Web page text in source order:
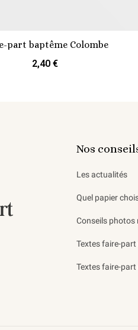
part baptême Colombe
2,40 €
Nos
Les actualités
Quel papier
Conseils photos
Textes faire-
Textes faire-